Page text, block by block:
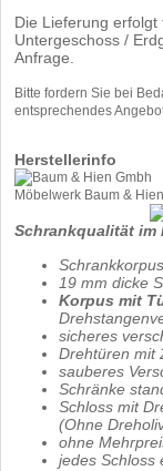
Die Lieferung erfolgt
Untergeschoss /
Anfrage.
Bitte fordern Sie bei
entsprechendes
Herstellerinfo
Möbelwerk Baum &
Schrankqualität im
19 mm dicke
Korpus mit
sicheres
Drehtüren mit
sauberes
Schränke
Schloss mit
(Ohne
ohne
jedes Schloss